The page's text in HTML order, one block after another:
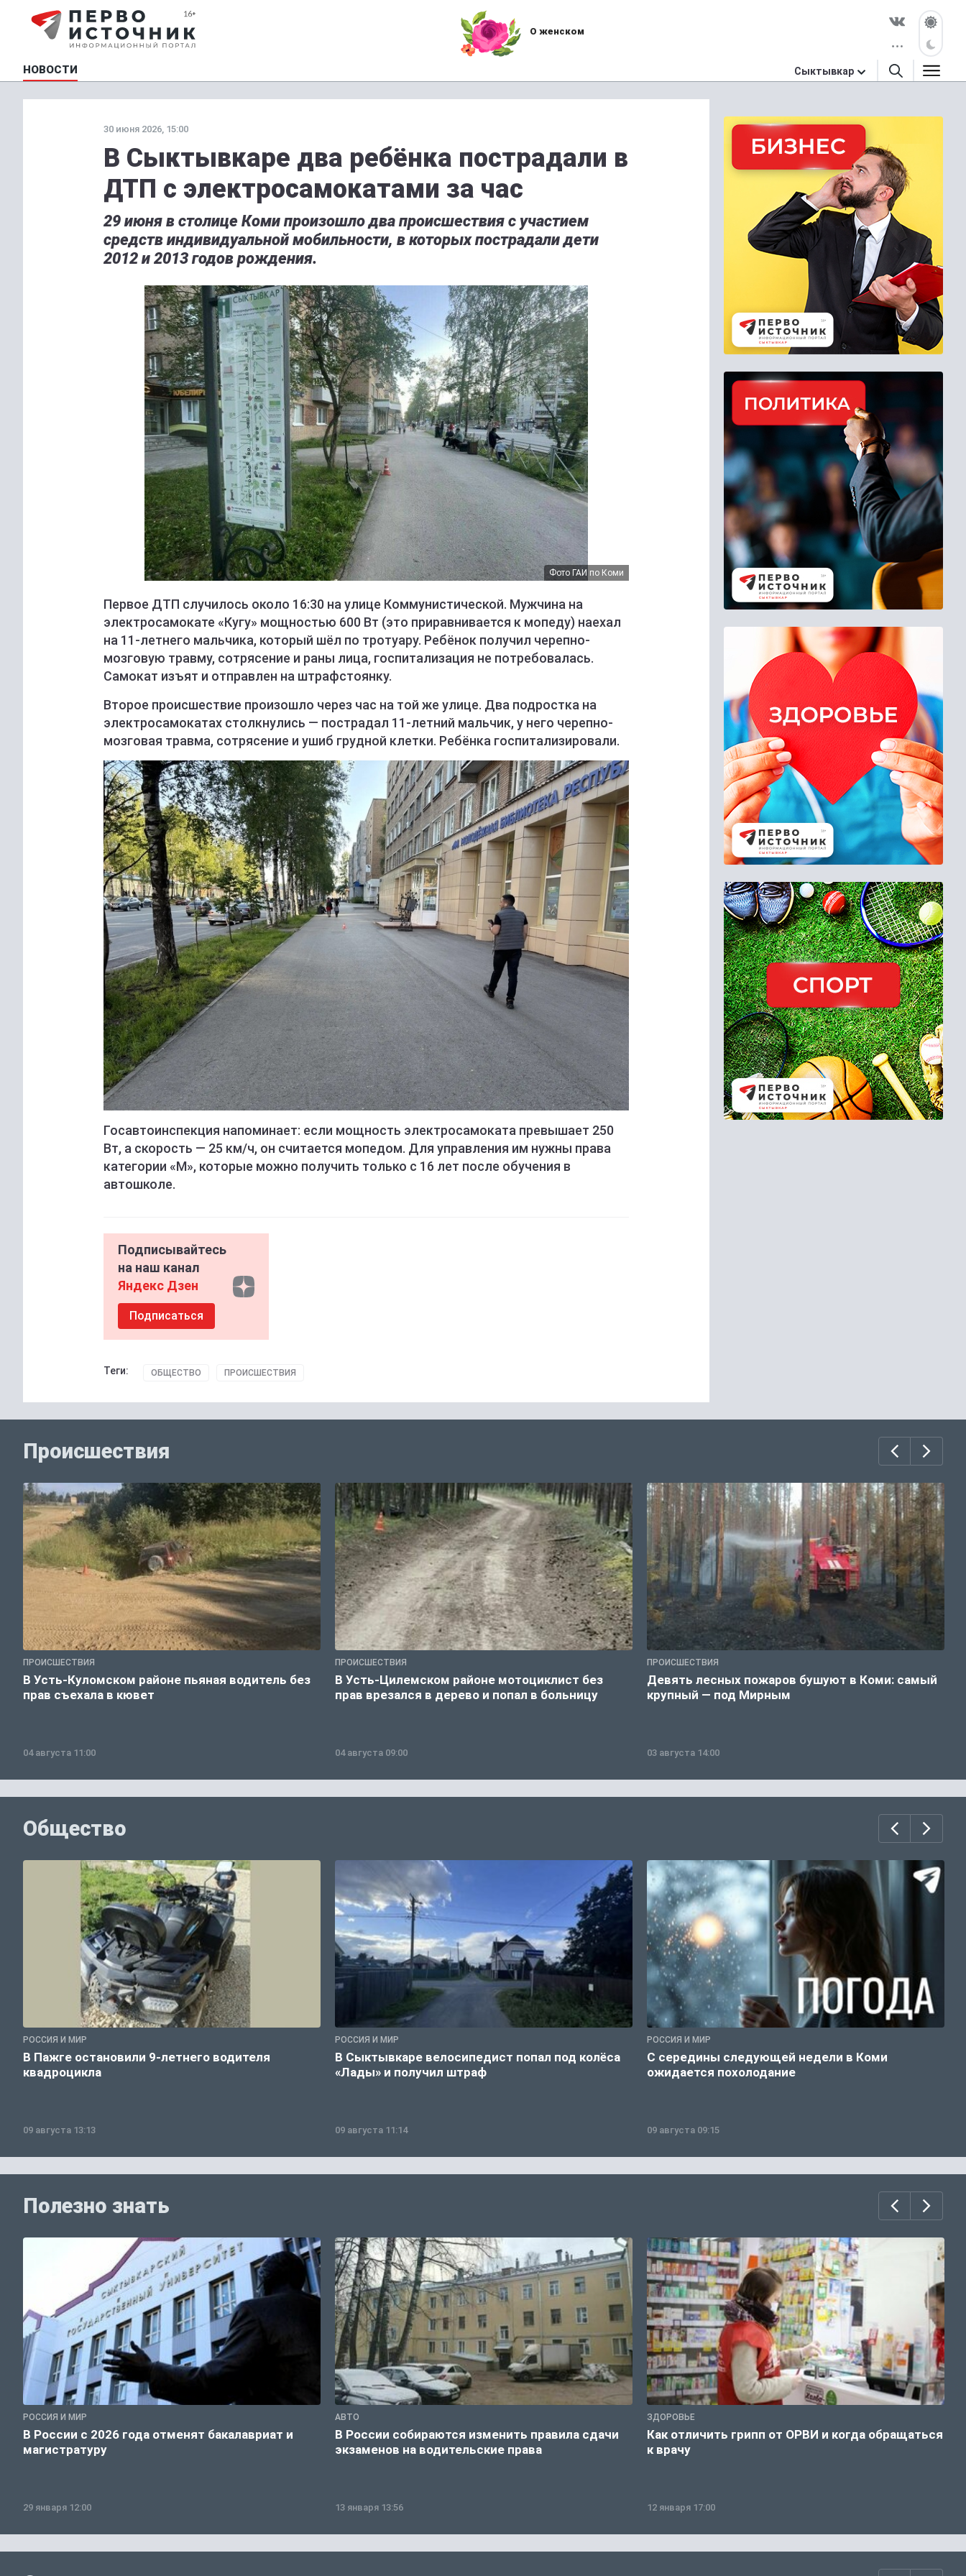
О женском
НОВОСТИ Сыктывкар
30 июня 2026, 15:00
В Сыктывкаре два ребёнка пострадали в
ДТП с электросамокатами за час
29 июня в столице Коми произошло два происшествия с участием
средств индивидуальной мобильности, в которых пострадали дети
2012 и 2013 годов рождения.
Фото ГАИ по Коми
Первое ДТП случилось около 16:30 на улице Коммунистической. Мужчина на
электросамокате «Кугу» мощностью 600 Вт (это приравнивается к мопеду) наехал
на 11-летнего мальчика, который шёл по тротуару. Ребёнок получил черепно-
мозговую травму, сотрясение и раны лица, госпитализация не потребовалась.
Самокат изъят и отправлен на штрафстоянку.
Второе происшествие произошло через час на той же улице. Два подростка на
электросамокатах столкнулись — пострадал 11-летний мальчик, у него черепно-
мозговая травма, сотрясение и ушиб грудной клетки. Ребёнка госпитализировали.
Госавтоинспекция напоминает: если мощность электросамоката превышает 250
Вт, а скорость — 25 км/ч, он считается мопедом. Для управления им нужны права
категории «М», которые можно получить только с 16 лет после обучения в
автошколе.
Подписывайтесь
на наш канал
Яндекс Дзен
Подписаться
Теги: ОБЩЕСТВО ПРОИСШЕСТВИЯ
Происшествия
ПРОИСШЕСТВИЯ
В Усть-Куломском районе пьяная водитель без
прав съехала в кювет
04 августа 11:00
ПРОИСШЕСТВИЯ
В Усть-Цилемском районе мотоциклист без
прав врезался в дерево и попал в больницу
04 августа 09:00
ПРОИСШЕСТВИЯ
Девять лесных пожаров бушуют в Коми: самый
крупный — под Мирным
03 августа 14:00
Общество
РОССИЯ И МИР
В Пажге остановили 9-летнего водителя
квадроцикла
09 августа 13:13
РОССИЯ И МИР
В Сыктывкаре велосипедист попал под колёса
«Лады» и получил штраф
09 августа 11:14
РОССИЯ И МИР
С середины следующей недели в Коми
ожидается похолодание
09 августа 09:15
Полезно знать
РОССИЯ И МИР
В России с 2026 года отменят бакалавриат и
магистратуру
29 января 12:00
АВТО
В России собираются изменить правила сдачи
экзаменов на водительские права
13 января 13:56
ЗДОРОВЬЕ
Как отличить грипп от ОРВИ и когда обращаться
к врачу
12 января 17:00